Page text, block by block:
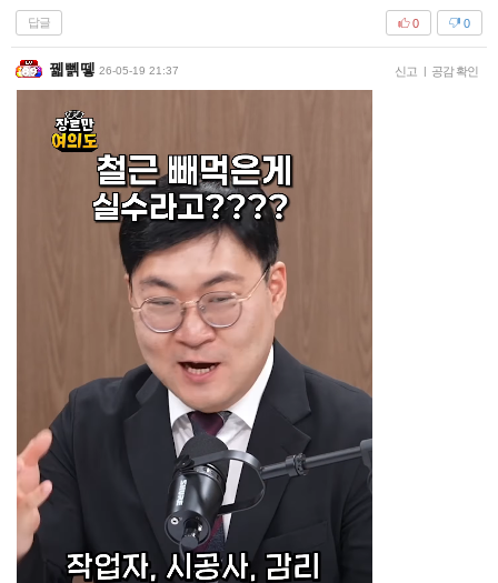
답글 0
0
꿻뻵뗗 26-05-19 21:37 신고 | 공감 확인